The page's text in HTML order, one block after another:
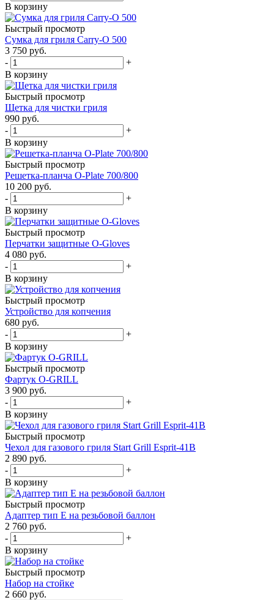
В корзину
Быстрый просмотр
Сумка для гриля Carry-O 500
3 750 руб.
-
+
В корзину
Быстрый просмотр
Щетка для чистки гриля
990 руб.
-
+
В корзину
Быстрый просмотр
Решетка-планча O-Plate 700/800
10 200 руб.
-
+
В корзину
Быстрый просмотр
Перчатки защитные O-Gloves
4 080 руб.
-
+
В корзину
Быстрый просмотр
Устройство для копчения
680 руб.
-
+
В корзину
Быстрый просмотр
Фартук O-GRILL
3 900 руб.
-
+
В корзину
Быстрый просмотр
Чехол для газового гриля Start Grill Esprit-41B
2 890 руб.
-
+
В корзину
Быстрый просмотр
Адаптер тип Е на резьбовой баллон
2 760 руб.
-
+
В корзину
Быстрый просмотр
Набор на стойке
2 660 руб.